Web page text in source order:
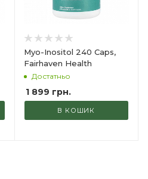
Myo-Inositol 240 Caps,
Fairhaven Health
Достатньо
1 899 грн.
В КОШИК